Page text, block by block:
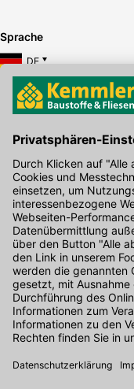
Sprache
DE
Hier gibt's die
Kontakt
Unser Onlineshop Team
Uhr unter der
Alternativ können Sie
Den Kontakt direkt in